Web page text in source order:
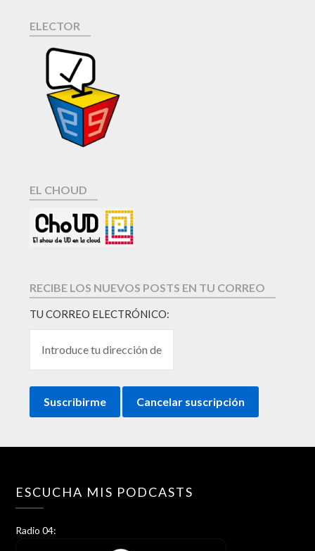
ELECTOR
EL CHOUD
RECIBE LOS NUEVOS POSTS EN TU CORREO
TU CORREO ELECTRÓNICO:
ESCUCHA MIS PODCASTS
Radio 04: